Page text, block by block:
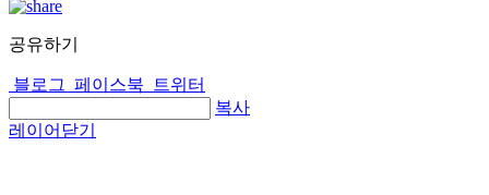
공유하기
블로그 페이스북
트위터
복사
레이어닫기